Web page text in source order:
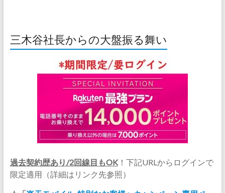
三木谷社長からの大盤振る舞い
過去契約歴あり/2回線目もOK！下記URLからログインで
限定適用（詳細はリンク先参照）